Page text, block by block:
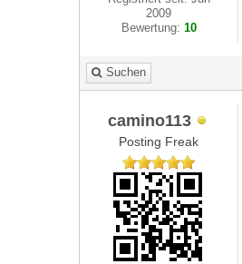
2009
Bewertung: 10
Suchen
camino113
Posting Freak